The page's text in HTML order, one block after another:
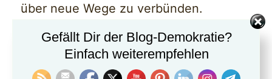
über neue Wege zu verbünden.
Trump entfernt sich mit seinen
Vorhaben immer stärker von
Gefällt Dir der Blog-Demokratie?
Einfach weiterempfehlen